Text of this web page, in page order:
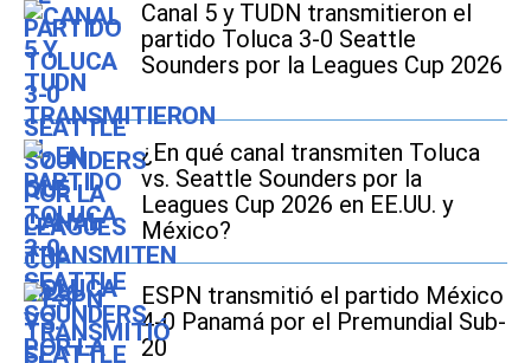
Canal 5 y TUDN transmitieron el
partido Toluca 3-0 Seattle
Sounders por la Leagues Cup 2026
¿En qué canal transmiten Toluca
vs. Seattle Sounders por la
Leagues Cup 2026 en EE.UU. y
México?
ESPN transmitió el partido México
4-0 Panamá por el Premundial Sub-
20